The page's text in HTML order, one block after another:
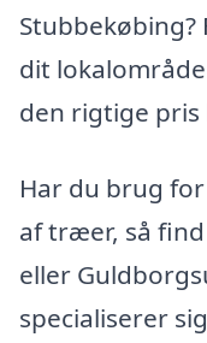
Stubbekøbing?
dit
den rigtige pris
Har du brug
af træer, så
eller
specialiserer